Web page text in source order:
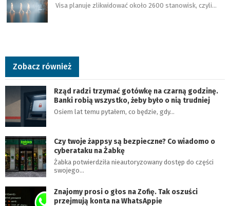
Visa planuje zlikwidować około 2600 stanowisk, czyli…
Zobacz również
Rząd radzi trzymać gotówkę na czarną godzinę.
Banki robią wszystko, żeby było o nią trudniej
Osiem lat temu pytałem, co będzie, gdy…
Czy twoje żappsy są bezpieczne? Co wiadomo o
cyberataku na Żabkę
Żabka potwierdziła nieautoryzowany dostęp do części
swojego…
Znajomy prosi o głos na Zofię. Tak oszuści
przejmują konta na WhatsAppie